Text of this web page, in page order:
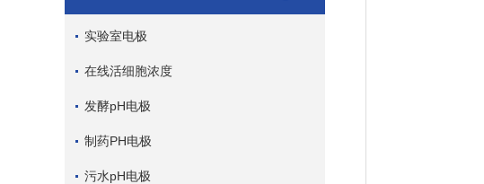
实验室电极
在线活细胞浓度
发酵pH电极
制药PH电极
污水pH电极